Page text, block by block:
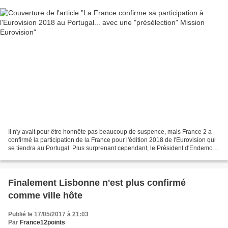
Il n'y avait pour être honnête pas beaucoup de suspence, mais France 2 a
confirmé la participation de la France pour l'édition 2018 de l'Eurovision qui
se tiendra au Portugal. Plus surprenant cependant, le Président d'Endemol
Finalement Lisbonne n'est plus confirmé
comme ville hôte
Publié le 17/05/2017 à 21:03
Par France12points